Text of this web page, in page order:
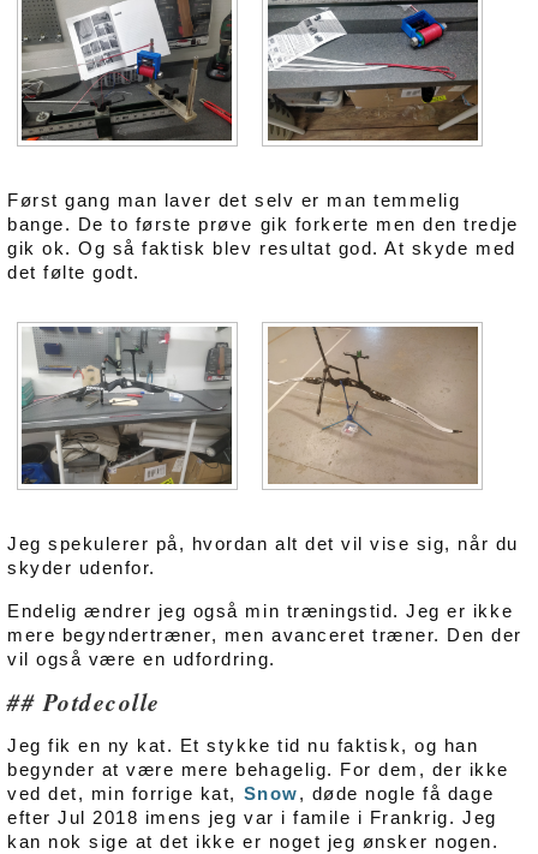
Først gang man laver det selv er man temmelig
bange. De to første prøve gik forkerte men den tredje
gik ok. Og så faktisk blev resultat god. At skyde med
det følte godt.
Jeg spekulerer på, hvordan alt det vil vise sig, når du
skyder udenfor.
Endelig ændrer jeg også min træningstid. Jeg er ikke
mere begyndertræner, men avanceret træner. Den der
vil også være en udfordring.
Potdecolle
Jeg fik en ny kat. Et stykke tid nu faktisk, og han
begynder at være mere behagelig. For dem, der ikke
ved det, min forrige kat, Snow, døde nogle få dage
efter Jul 2018 imens jeg var i famile i Frankrig. Jeg
kan nok sige at det ikke er noget jeg ønsker nogen.